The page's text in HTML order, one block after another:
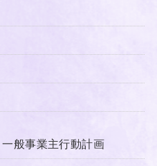
一般事業主行動計画